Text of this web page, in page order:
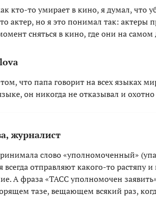
кто-то умирает в кино, я думал, что
актер, но я это понимал так: актеры
сняться в кино, где они на самом
что папа говорит на всех языках
он никогда не отказывал и
журналист
слово «уполномоченный»
всегда отправляют какого-то растяпу
А фраза «ТАСС уполномочен
тазе, вещающем всякий раз,